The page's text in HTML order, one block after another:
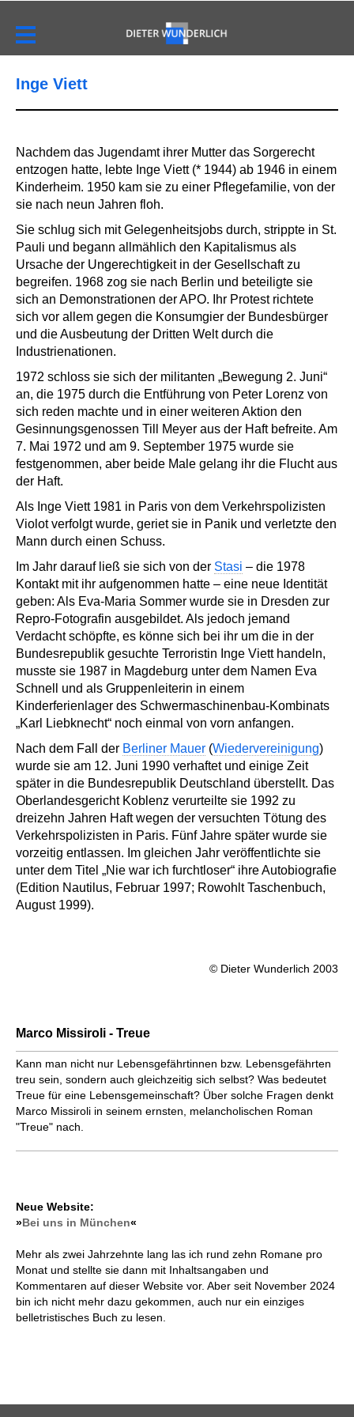
Inge Viett
Nachdem das Jugendamt ihrer Mutter das Sorgerecht
entzogen hatte, lebte Inge Viett (* 1944) ab 1946 in einem
Kinderheim. 1950 kam sie zu einer Pflegefamilie, von der
sie nach neun Jahren floh.
Sie schlug sich mit Gelegenheitsjobs durch, strippte in St.
Pauli und begann allmählich den Kapitalismus als
Ursache der Ungerechtigkeit in der Gesellschaft zu
begreifen. 1968 zog sie nach Berlin und beteiligte sie
sich an Demonstrationen der APO. Ihr Protest richtete
sich vor allem gegen die Konsumgier der Bundesbürger
und die Ausbeutung der Dritten Welt durch die
Industrienationen.
1972 schloss sie sich der militanten „Bewegung 2. Juni“
an, die 1975 durch die Entführung von Peter Lorenz von
sich reden machte und in einer weiteren Aktion den
Gesinnungsgenossen Till Meyer aus der Haft befreite. Am
7. Mai 1972 und am 9. September 1975 wurde sie
festgenommen, aber beide Male gelang ihr die Flucht aus
der Haft.
Als Inge Viett 1981 in Paris von dem Verkehrspolizisten
Violot verfolgt wurde, geriet sie in Panik und verletzte den
Mann durch einen Schuss.
Im Jahr darauf ließ sie sich von der Stasi – die 1978
Kontakt mit ihr aufgenommen hatte – eine neue Identität
geben: Als Eva-Maria Sommer wurde sie in Dresden zur
Repro-Fotografin ausgebildet. Als jedoch jemand
Verdacht schöpfte, es könne sich bei ihr um die in der
Bundesrepublik gesuchte Terroristin Inge Viett handeln,
musste sie 1987 in Magdeburg unter dem Namen Eva
Schnell und als Gruppenleiterin in einem
Kinderferienlager des Schwermaschinenbau-Kombinats
„Karl Liebknecht“ noch einmal von vorn anfangen.
Nach dem Fall der Berliner Mauer (Wiedervereinigung)
wurde sie am 12. Juni 1990 verhaftet und einige Zeit
später in die Bundesrepublik Deutschland überstellt. Das
Oberlandesgericht Koblenz verurteilte sie 1992 zu
dreizehn Jahren Haft wegen der versuchten Tötung des
Verkehrspolizisten in Paris. Fünf Jahre später wurde sie
vorzeitig entlassen. Im gleichen Jahr veröffentlichte sie
unter dem Titel „Nie war ich furchtloser“ ihre Autobiografie
(Edition Nautilus, Februar 1997; Rowohlt Taschenbuch,
August 1999).
© Dieter Wunderlich 2003
Marco Missiroli - Treue
Kann man nicht nur Lebensgefährtinnen bzw. Lebensgefährten
treu sein, sondern auch gleichzeitig sich selbst? Was bedeutet
Treue für eine Lebensgemeinschaft? Über solche Fragen denkt
Marco Missiroli in seinem ernsten, melancholischen Roman
"Treue" nach.
Neue Website:
»Bei uns in München«
Mehr als zwei Jahrzehnte lang las ich rund zehn Romane pro
Monat und stellte sie dann mit Inhaltsangaben und
Kommentaren auf dieser Website vor. Aber seit November 2024
bin ich nicht mehr dazu gekommen, auch nur ein einziges
belletristisches Buch zu lesen.